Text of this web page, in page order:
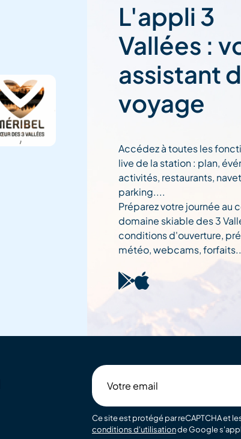
L'appli 3
Vallées :
assistant
voyage
Accédez à toutes les
live de la station : plan,
activités, restaurants,
parking....
Préparez votre journée au
domaine skiable des 3
conditions d'ouverture,
météo, webcams,
email
Ce site est protégé par reCAPTCHA et
conditions d'utilisationde Google